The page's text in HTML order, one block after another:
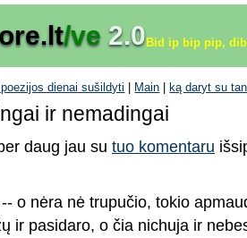
/ve 2.0Bid ip bip pip,
dienai sušildyti Main ką daryt su
ir nemadingai
daug jau su tuo komentaru
o nėra nė trupučio, tokio
ir pasidaro, o čia nichuja ir